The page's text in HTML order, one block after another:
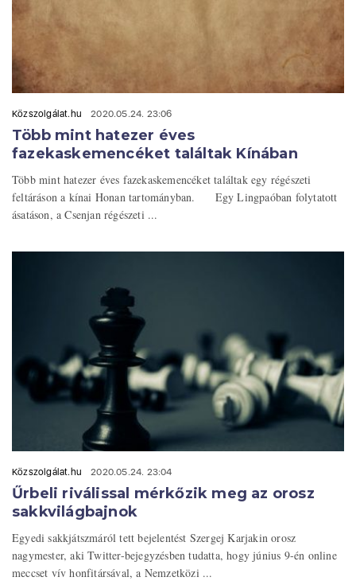
Közszolgálat.hu 2020.05.24. 23:06
Több mint hatezer éves
fazekaskemencéket találtak Kínában
Több mint hatezer éves fazekaskemencéket találtak egy régészeti
feltáráson a kínai Honan tartományban. Egy Lingpaóban folytatott
ásatáson, a Csenjan régészeti ...
Közszolgálat.hu 2020.05.24. 23:04
Űrbeli riválissal mérkőzik meg az orosz
sakkvilágbajnok
Egyedi sakkjátszmáról tett bejelentést Szergej Karjakin orosz
nagymester, aki Twitter-bejegyzésben tudatta, hogy június 9-én online
meccset vív honfitársával, a Nemzetközi ...